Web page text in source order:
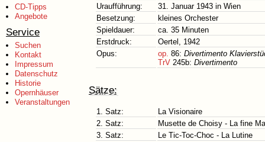
CD-Tipps
Angebote
Service
Suchen
Kontakt
Impressum
Datenschutz
Historie
Opernhäuser
Veranstaltungen
Uraufführung:
31. Januar 1943 in Wien
Besetzung:
kleines Orchester
Spieldauer:
ca. 35 Minuten
Erstdruck:
Oertel, 1942
Opus:
op. 86: Divertimento
TrV 245b: Divertimento
Sätze:
1. Satz:
La Visionaire
2. Satz:
Musette de Choisy - La fine
3. Satz:
Le Tic-Toc-Choc - La Lutine